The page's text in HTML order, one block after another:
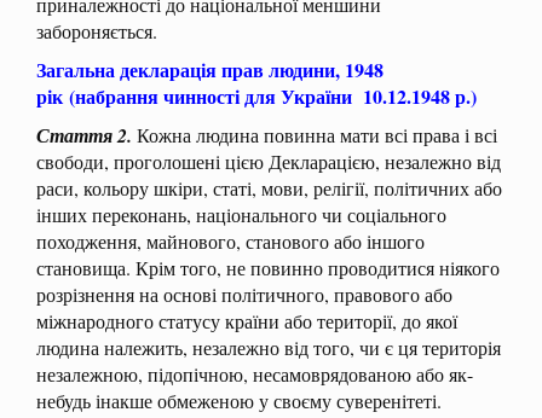
забороняється.
Загальна декларація прав людини, 1948
рік (набрання чинності для України 10.12.1948 р.)
Стаття 2. Кожна людина повинна мати всі права і всі
свободи, проголошені цією Декларацією, незалежно від
раси, кольору шкіри, статі, мови, релігії, політичних або
інших переконань, національного чи соціального
походження, майнового, станового або іншого
становища. Крім того, не повинно проводитися ніякого
розрізнення на основі політичного, правового або
міжнародного статусу країни або території, до якої
людина належить, незалежно від того, чи є ця територія
незалежною, підопічною, несамоврядованою або як-
небудь інакше обмеженою у своєму суверенітеті.